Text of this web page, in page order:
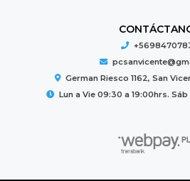
German Riesco 1162, San
Lun a Vie 09:30 a 19:00hrs.